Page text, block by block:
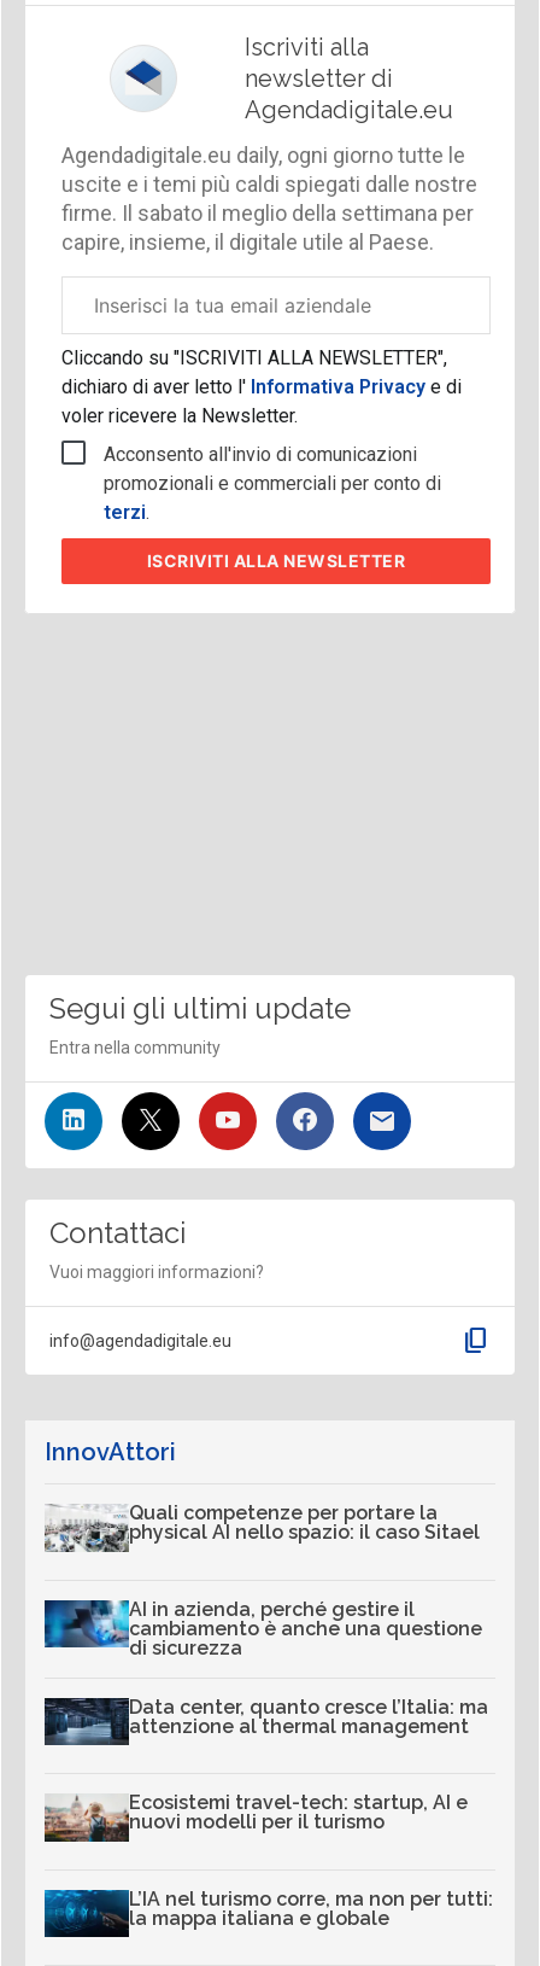
Iscriviti alla
newsletter di
Agendadigitale.eu
Agendadigitale.eu daily, ogni giorno tutte le
uscite e i temi più caldi spiegati dalle nostre
firme. Il sabato il meglio della settimana per
capire, insieme, il digitale utile al Paese.
aziendale
Cliccando su "ISCRIVITI ALLA NEWSLETTER",
dichiaro di aver letto l'Informativa Privacy e di
voler ricevere la Newsletter.
Acconsento all'invio di comunicazioni
promozionali e commerciali per conto di
terzi.
ISCRIVITI ALLA NEWSLETTER
Segui gli ultimi update
Entra nella community
Contattaci
Vuoi maggiori informazioni?
info@agendadigitale.eu content_copy
InnovAttori
Quali competenze per portare la
physical AI nello spazio: il caso Sitael
AI in azienda, perché gestire il
cambiamento è anche una questione
di sicurezza
Data center, quanto cresce l’Italia: ma
attenzione al thermal management
Ecosistemi travel-tech: startup, AI e
nuovi modelli per il turismo
L’IA nel turismo corre, ma non per tutti:
la mappa italiana e globale